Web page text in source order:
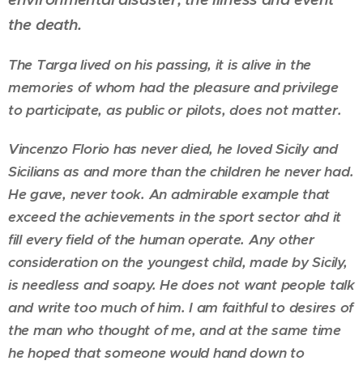
the death.
The Targa lived on his passing, it is alive in the
memories of whom had the pleasure and privilege
to participate, as public or pilots, does not matter.
Vincenzo Florio has never died, he loved Sicily and
Sicilians as and more than the children he never had.
He gave, never took. An admirable example that
exceed the achievements in the sport sector ahd it
fill every field of the human operate. Any other
consideration on the youngest child, made by Sicily,
is needless and soapy. He does not want people talk
and write too much of him. I am faithful to desires of
the man who thought of me, and at the same time
he hoped that someone would hand down to